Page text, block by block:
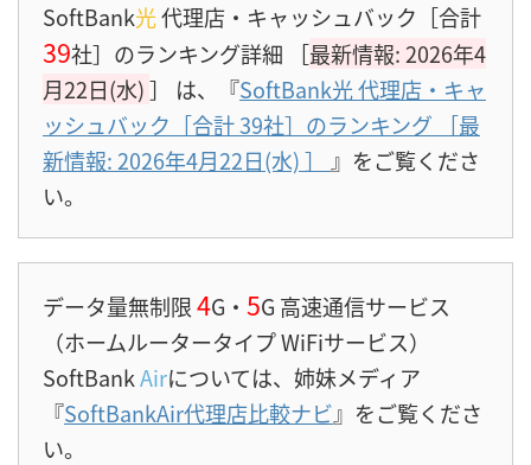
SoftBank光代理店・キャッシュバック［合計
39社］のランキング詳細 ［最新情報: 2026年4
月22日(水)］ は、『SoftBank光 代理店・キャ
ッシュバック［合計 39社］のランキング ［最
新情報: 2026年4月22日(水)］
』をご覧くださ
い。
データ量無制限4G・ 5G 高速通信サービス
（ホームルータータイプ WiFiサービス）
SoftBankAirについては、姉妹メディア
『SoftBankAir代理店比較ナビ』をご覧くださ
い。